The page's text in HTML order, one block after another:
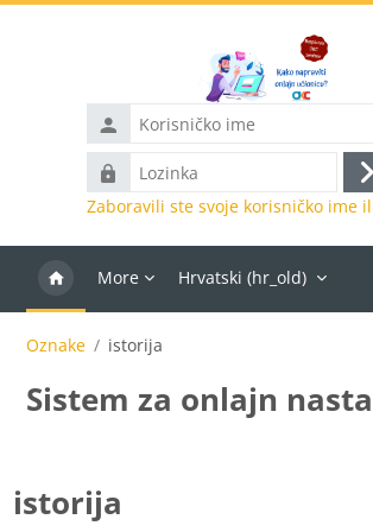
Korisničko
ime
Lozinka
Zaboravili ste svoje korisničko ime
More Hrvatski ‎(hr_old)‎
Oznake istorija
Sistem za onlajn
istorija